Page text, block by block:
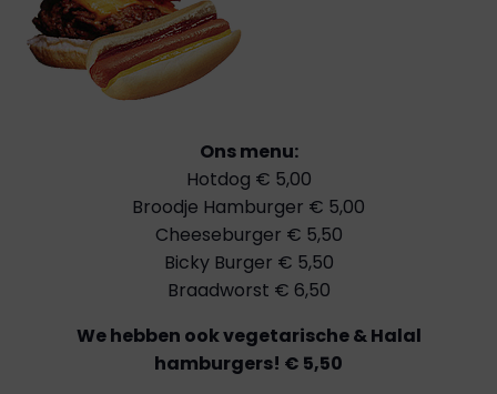
Ons menu:
Hotdog € 5,00
Broodje Hamburger € 5,00
Cheeseburger € 5,50
Bicky Burger € 5,50
Braadworst € 6,50
We hebben ook vegetarische & Halal
hamburgers! € 5,50